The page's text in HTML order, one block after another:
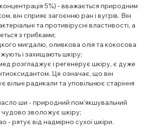
5%) - вважається природним
він сприяє загоєнню ран і вугрів. Він
та противірусні властивості, а
з грибками;
мигдалю, оливкова олія та кокосова
і захищають шкіру;
розгладжує і регенерує шкіру, є дуже
Це означає, що він
вільні радикали та уповільнює старіння
ши - природний пом'якшувальний
чудово зволожує шкіру;
- рятує від надмірно сухої шкіри.